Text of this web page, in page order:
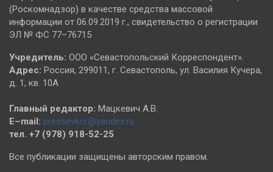
(Роскомнадзор) в качестве средства массовой
информации от 06.09.2019 г., свидетельство о регистрации
ЭЛ № ФС 77–76715
Учредитель: ООО «Севастопольский Корреспондент».
Адрес: Россия, 299011, г. Севастополь, ул. Василия Кучера,
д. 1, кв. 10А
Главный редактор: Мацкевич А.В.
E–mail: pressevkor@yandex.ru
тел. +7 (978) 918-52-25
Все публикации защищены авторским правом.